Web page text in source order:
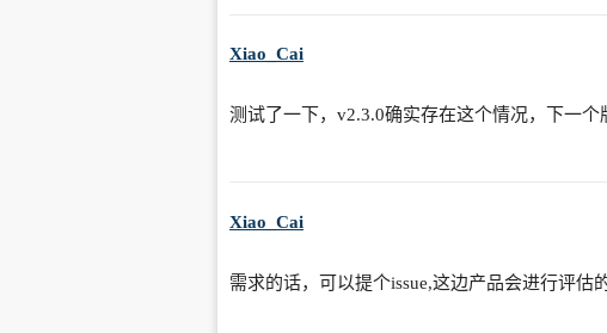
Xiao_Cai
测试了一下，v2.3.0确实存在这个情况，下一个
Xiao_Cai
需求的话，可以提个issue,这边产品会进行评估